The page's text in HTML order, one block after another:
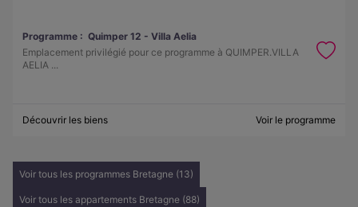
Programme : Quimper 12 - Villa Aelia
Emplacement privilégié pour ce programme à QUIMPER.VILLA
AELIA ...
Découvrir les biens Voir le programme
Voir tous les programmes Bretagne (13)
Voir tous les appartements Bretagne (88)